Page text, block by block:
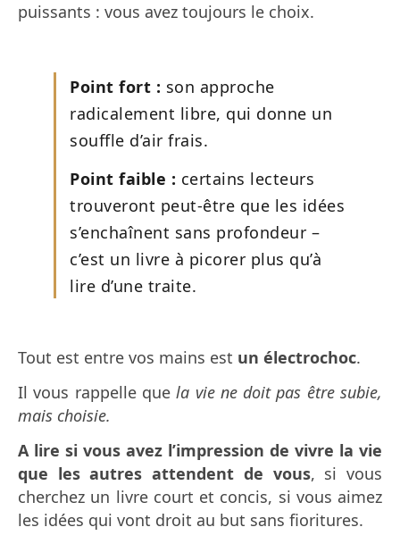
puissants : vous avez toujours le choix.
Point fort : son approche
radicalement libre, qui donne un
souffle d’air frais.
Point faible : certains lecteurs
trouveront peut-être que les idées
s’enchaînent sans profondeur –
c’est un livre à picorer plus qu’à
lire d’une traite.
Tout est entre vos mains est un électrochoc.
Il vous rappelle quela vie ne doit pas être subie,
mais choisie.
A lire si vous avez l’impression de vivre la vie
que les autres attendent de vous, si vous
cherchez un livre court et concis, si vous aimez
les idées qui vont droit au but sans fioritures.